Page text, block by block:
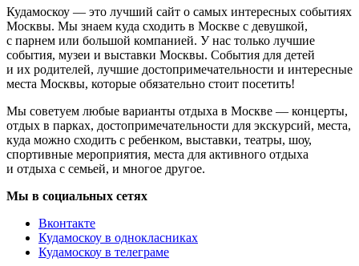
Кудамоскоу — это лучший сайт о самых интересных событиях
Москвы. Мы знаем куда сходить в Москве с девушкой,
с парнем или большой компанией. У нас только лучшие
события, музеи и выставки Москвы. События для детей
и их родителей, лучшие достопримечательности и интересные
места Москвы, которые обязательно стоит посетить!
Мы советуем любые варианты отдыха в Москве — концерты,
отдых в парках, достопримечательности для экскурсий, места,
куда можно сходить с ребенком, выставки, театры, шоу,
спортивные мероприятия, места для активного отдыха
и отдыха с семьей, и многое другое.
Мы в социальных сетях
Вконтакте
Кудамоскоу в однокласниках
Кудамоскоу в телеграме